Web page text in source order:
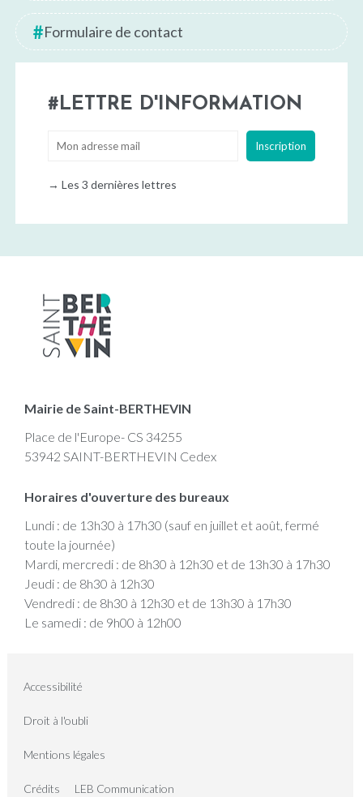
Formulaire de contact
LETTRE D'INFORMATION
→ Les 3 dernières lettres
Mairie de Saint-BERTHEVIN
Place de l'Europe- CS 34255
53942 SAINT-BERTHEVIN Cedex
Horaires d'ouverture des bureaux
Lundi : de 13h30 à 17h30 (sauf en juillet et août, fermé
toute la journée)
Mardi, mercredi : de 8h30 à 12h30 et de 13h30 à 17h30
Jeudi : de 8h30 à 12h30
Vendredi : de 8h30 à 12h30 et de 13h30 à 17h30
Le samedi : de 9h00 à 12h00
Accessibilité
Droit à l'oubli
Mentions légales
Crédits LEB Communication